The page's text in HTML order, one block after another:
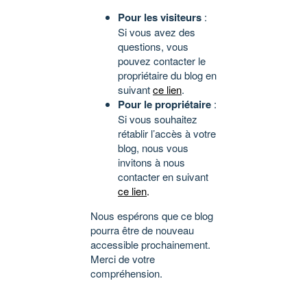
Pour les visiteurs :
Si vous avez des
questions, vous
pouvez contacter le
propriétaire du blog en
suivantce lien.
Pour le propriétaire :
Si vous souhaitez
rétablir l’accès à votre
blog, nous vous
invitons à nous
contacter en suivant
ce lien.
Nous espérons que ce blog
pourra être de nouveau
accessible prochainement.
Merci de votre
compréhension.